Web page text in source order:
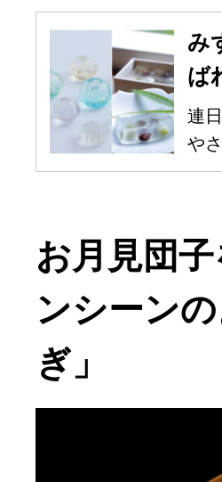
み
ば
連
や
お月見団
ンシーン
ぎ」